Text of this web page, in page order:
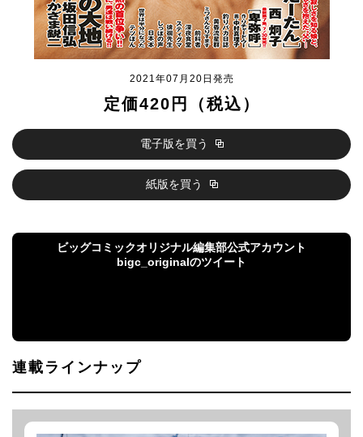
2021年07月20日発売
定価420円（税込）
電子版を買う
紙版を買う
ビッグコミックオリジナル編集部公式アカウント
bigc_originalのツイート
連載ラインナップ